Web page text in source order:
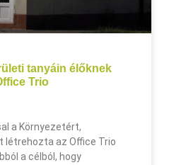
tanyáin élőknek
Trio
a Környezetért,
létrehozta az Office Trio
a célból, hogy